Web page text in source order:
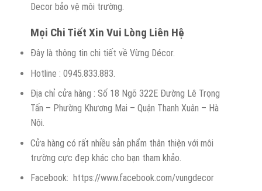
Decor bảo vệ môi trường.
Mọi Chi Tiết Xin Vui Lòng Liên Hệ
Đây là thông tin chi tiết về Vừng Décor.
Hotline : 0945.833.883.
Địa chỉ cửa hàng : Số 18 Ngõ 322E Đường Lê Trọng
Tấn – Phường Khương Mai – Quận Thanh Xuân – Hà
Nội.
Cửa hàng có rất nhiều sản phẩm thân thiện với môi
trường cực đẹp khác cho bạn tham khảo.
Facebook: https://www.facebook.com/vungdecor